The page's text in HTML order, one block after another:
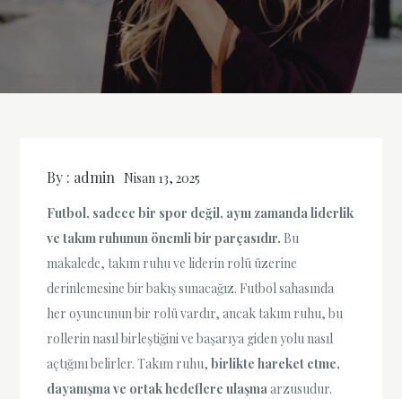
By : admin Nisan 13, 2025
Futbol, sadece bir spor değil, aynı zamanda liderlik
ve takım ruhunun önemli bir parçasıdır. Bu
makalede, takım ruhu ve liderin rolü üzerine
derinlemesine bir bakış sunacağız. Futbol sahasında
her oyuncunun bir rolü vardır, ancak takım ruhu, bu
rollerin nasıl birleştiğini ve başarıya giden yolu nasıl
açtığını belirler. Takım ruhu,birlikte hareket etme,
dayanışma ve ortak hedeflere ulaşmaarzusudur.